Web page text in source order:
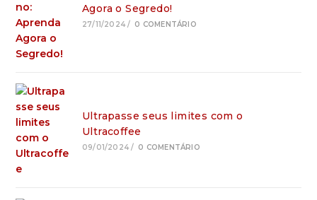
Agora o Segredo!
27/11/2024 / 0 COMENTÁRIO
Ultrapasse seus limites com o
Ultracoffee
09/01/2024 / 0 COMENTÁRIO